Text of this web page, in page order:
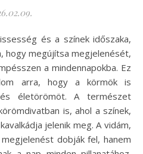
hogy megújítsa megjelenését,
a mindennapokba. Ez
arra, hogy a körmök is
életörömöt. A természet
is, ahol a színek,
jelenik meg. A vidám,
dobják fel, hanem